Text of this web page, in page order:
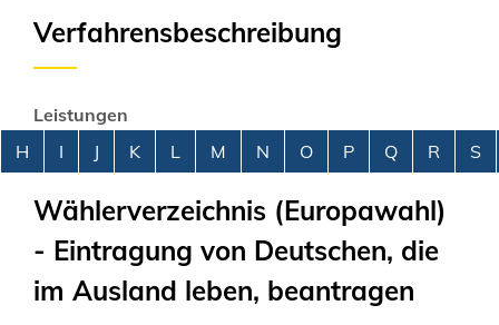
Verfahrensbeschreibung
Leistungen
Alphabetisches Register überspringen
H I J K L M N O P Q R S
Wählerverzeichnis (Europawahl)
- Eintragung von Deutschen, die
im Ausland leben, beantragen